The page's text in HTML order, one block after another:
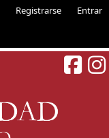
Registrarse Entrar